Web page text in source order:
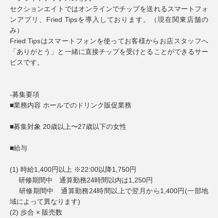
セクションエイトではオンラインでチップを送れるスマートフォ
ンアプリ、Fried Tipsを導入しております。（現在関東店舗の
み）
Fried Tipsはスマートフォンを使ってお客様からお店スタッフへ
「ありがとう」と一緒に直接チップを受けとることができるサー
ビスです。
-募集要項
■業務内容 ホールでのドリンク販促業務
■募集対象 20歳以上〜27歳以下の女性
■給与
(1) 時給1,400円以上 ※22:00以降1,750円
研修期間中 通算勤務24時間以内は1,250円
研修期間中 通算勤務24時間以上で翌月から1,400円(一部地
域によって異なります)
(2) 歩合 × 販売数